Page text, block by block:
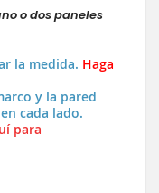
o dos paneles
la medida. Haga
y la pared
cada lado.
para